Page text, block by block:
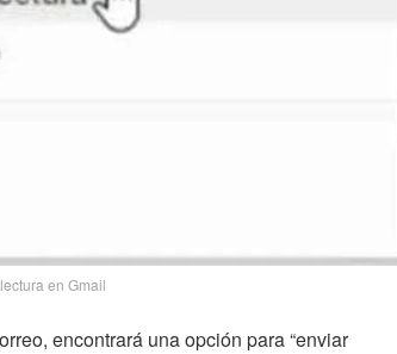
en Gmail
encontrará una opción para “enviar